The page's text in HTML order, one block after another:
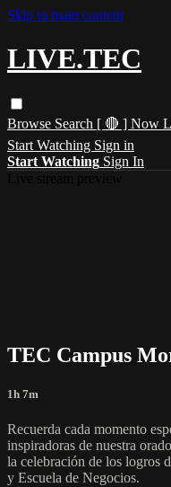
Skip to main content
LIVE.TEC
Browse Search [ 🔴 ] Now
Start Watching Sign in
Start Watching Sign In
TEC Campus
1h 7m
Recuerda cada momento
inspiradoras de nuestra
la celebración de los logros
y Escuela de Negocios.